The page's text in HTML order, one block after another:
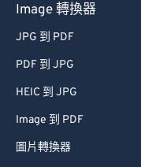
Image 轉換器
JPG 到 PDF
PDF 到 JPG
HEIC 到 JPG
Image 到 PDF
圖片轉換器